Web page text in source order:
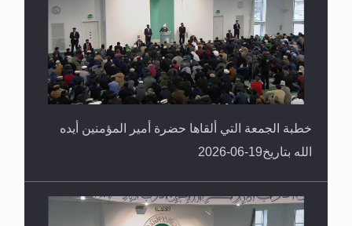
خطبة الجمعة التي ألقاها حضرة أمير المؤمنين أيده
الله بتاريخ19-06-2026